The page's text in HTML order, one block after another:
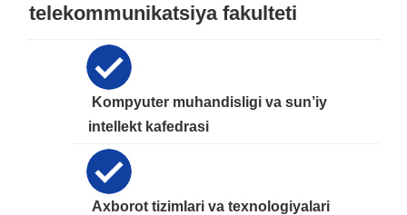
telekommunikatsiya fakulteti
Kompyuter muhandisligi va sun’iy
intellekt kafedrasi
Axborot tizimlari va texnologiyalari